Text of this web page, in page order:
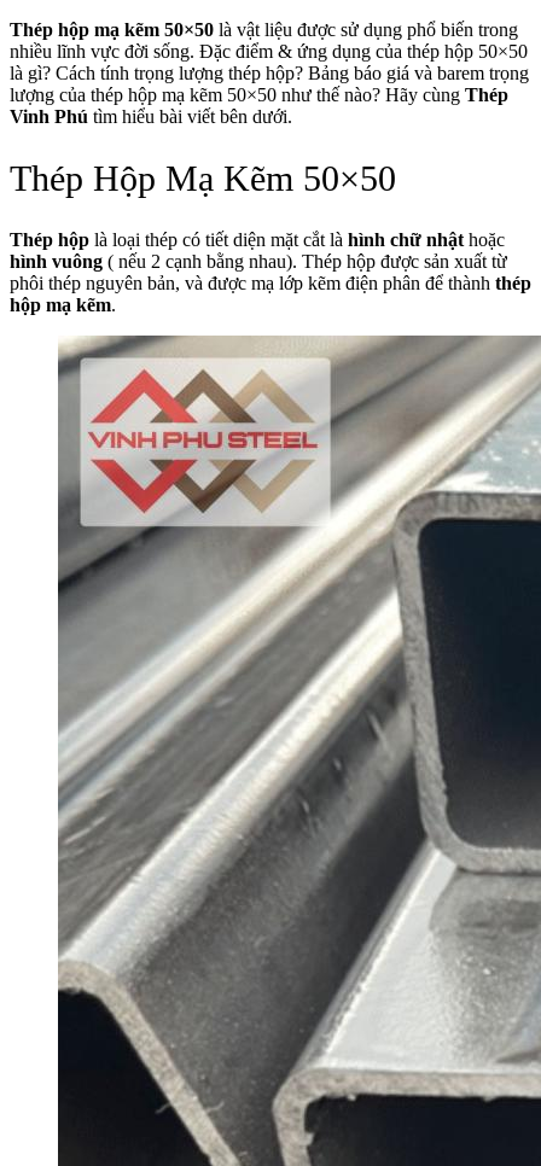
Thép hộp mạ kẽm 50×50 là vật liệu được sử dụng phổ biến trong
nhiều lĩnh vực đời sống. Đặc điểm & ứng dụng của thép hộp 50×50
là gì? Cách tính trọng lượng thép hộp? Bảng báo giá và barem trọng
lượng của thép hộp mạ kẽm 50×50 như thế nào? Hãy cùng Thép
Vinh Phú tìm hiểu bài viết bên dưới.
Thép Hộp Mạ Kẽm 50×50
Thép hộp là loại thép có tiết diện mặt cắt là hình chữ nhật hoặc
hình vuông ( nếu 2 cạnh bằng nhau). Thép hộp được sản xuất từ
phôi thép nguyên bản, và được mạ lớp kẽm điện phân để thành thép
hộp mạ kẽm.